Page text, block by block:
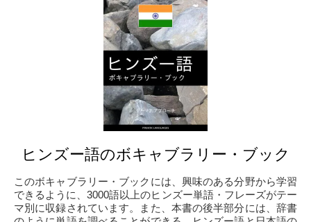
ヒンズー語のボキャブラリー・ブック
このボキャブラリー・ブックには、興味のある分野から学習
できるように、3000語以上のヒンズー単語・フレーズがテー
マ別に収録されています。また、本書の後半部分には、辞書